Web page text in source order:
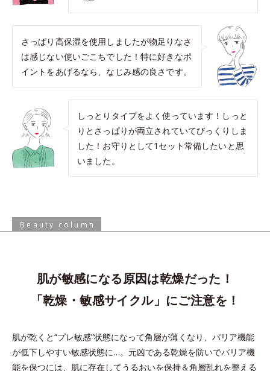
さっぱり高保湿を使用しましたが物足りなさ
は感じない使いごこちでした！特に好きなポ
イントをあげるなら、なじみ感の良さです。
しっとりタイプをよく使っています！しっと
りとさっぱりが両立されていてびっくりしま
した！お守りとして1セット常備したいと思
いました。
Beauty column
肌が敏感になる原因は乾燥だった！
「乾燥・敏感サイクル」にご注意を！
肌が乾くと“プレ敏感”状態になって角層が薄くなり、バリア機能
が低下しやすい敏感状態に…。 元凶である乾燥を防いでバリア機
能を保つには、肌に存在してうるおいを保持＆角層乱れを整える